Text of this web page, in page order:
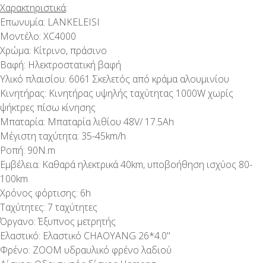
Χαρακτηριστικά:
Επωνυμία: LANKELEISI
Μοντέλο: XC4000
Χρώμα: Κίτρινο, πράσινο
Βαφή: Ηλεκτροστατική βαφή
Υλικό πλαισίου: 6061 Σκελετός από κράμα αλουμινίου
Κινητήρας: Κινητήρας υψηλής ταχύτητας 1000W χωρίς
ψήκτρες πίσω κίνησης
Μπαταρία: Μπαταρία λιθίου 48V/ 17.5Ah
Μέγιστη ταχύτητα: 35-45km/h
Ροπή: 90N.m
Εμβέλεια: Καθαρά ηλεκτρικά 40km, υποβοήθηση ισχύος 80-
100km
Χρόνος φόρτισης: 6h
Ταχύτητες: 7 ταχύτητες
Όργανο: Έξυπνος μετρητής
Ελαστικό: Ελαστικό CHAOYANG 26*4.0''
Φρένο: ZOOM υδραυλικό φρένο λαδιού